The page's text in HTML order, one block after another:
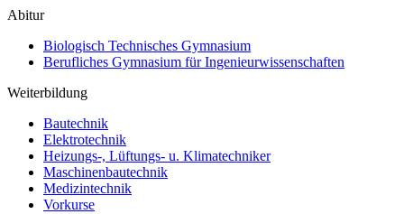
Abitur
Biologisch Technisches Gymnasium
Berufliches Gymnasium für Ingenieurwissenschaften
Weiterbildung
Bautechnik
Elektrotechnik
Heizungs-, Lüftungs- u. Klimatechniker
Maschinenbautechnik
Medizintechnik
Vorkurse